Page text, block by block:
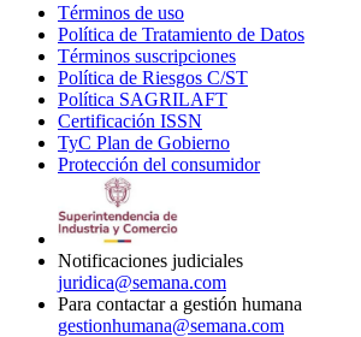
Términos de uso
in
new
window
Política de Tratamiento de Datos
Términos suscripciones
in
Política de Riesgos C/ST
Política SAGRILAFT
new
window
Certificación ISSN
in
new
TyC Plan de Gobierno
in
Protección del consumidorOpens
Notificaciones judiciales
juridica@semana.com
Para contactar a gestión humana
gestionhumana@semana.com